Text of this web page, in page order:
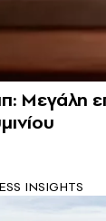
Μεγάλη
INSIGHTS